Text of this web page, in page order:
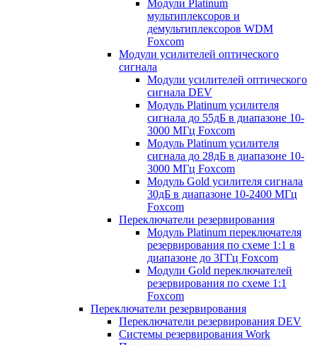
Модули Platinum
мультиплексоров и
демультиплексоров WDM
Foxcom
Модули усилителей оптического
сигнала
Модули усилителей оптического
сигнала DEV
Модуль Platinum усилителя
сигнала до 55дБ в диапазоне 10-
3000 МГц Foxcom
Модуль Platinum усилителя
сигнала до 28дБ в диапазоне 10-
3000 МГц Foxcom
Модуль Gold усилителя сигнала
30дБ в диапазоне 10-2400 МГц
Foxcom
Переключатели резервирования
Модуль Platinum переключателя
резервирования по схеме 1:1 в
диапазоне до 3ГГц Foxcom
Модули Gold переключателей
резервирования по схеме 1:1
Foxcom
Переключатели резервирования
Переключатели резервирования DEV
Системы резервирования Work